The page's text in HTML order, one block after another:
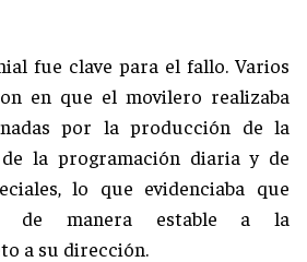
fue clave para el fallo. Varios
en que el movilero realizaba
por la producción de la
la programación diaria y de
lo que evidenciaba que
de manera estable a la
a su dirección.